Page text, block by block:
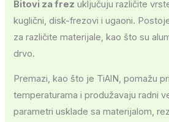
Bitovi za frez uključuju različite
kuglični, disk-frezovi i ugaoni.
za različite materijale, kao što su
drvo.
Premazi, kao što je TiAlN, pomažu
temperaturama i produžavaju radni
parametri usklade sa materijalom,